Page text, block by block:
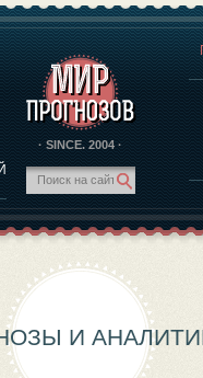
· SINCE. 2004 ·
О ПРОГРАММЕ
ХАРАКТЕРA ЧЕЛОВЕКА
ВЫДАЮЩИХСЯ
О ПРОГРАММЕ
СОВМЕСТИМОСТЬ ВОЛИКОВА
ПРОГНОЗЫ И АНАЛИТИКА
И